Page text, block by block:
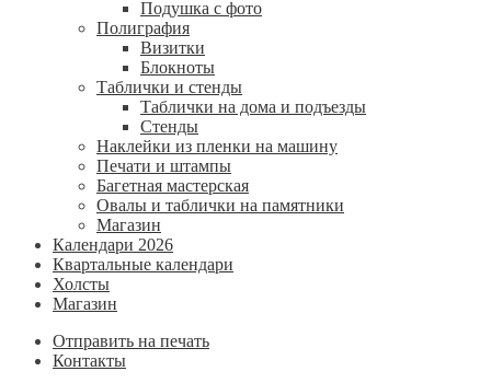
Подушка с фото
Полиграфия
Визитки
Блокноты
Таблички и стенды
Таблички на дома и подъезды
Стенды
Наклейки из пленки на машину
Печати и штампы
Багетная мастерская
Овалы и таблички на памятники
Магазин
Календари 2026
Квартальные календари
Холсты
Магазин
Отправить на печать
Контакты